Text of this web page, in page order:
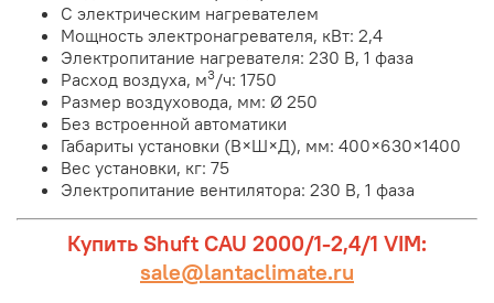
С электрическим нагревателем
Мощность электронагревателя, кВт: 2,4
Электропитание нагревателя: 230 В, 1 фаза
Расход воздуха, м3/ч: 1750
Размер воздуховода, мм: Ø 250
Без встроенной автоматики
Габариты установки (В×Ш×Д), мм: 400×630×1400
Вес установки, кг: 75
Электропитание вентилятора: 230 В, 1 фаза
Купить Shuft CAU 2000/1-2,4/1 VIM:
sale@lantaclimate.ru